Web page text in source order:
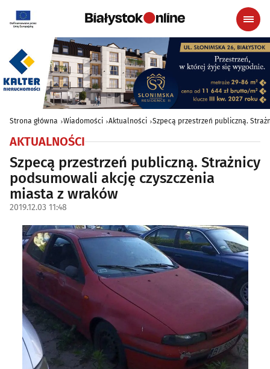
Strona główna Wiadomości Aktualności Szpecą przestrzeń publiczną.
AKTUALNOŚCI
Szpecą przestrzeń publiczną. Strażnicy
podsumowali akcję czyszczenia
miasta z wraków
2019.12.03 11:48